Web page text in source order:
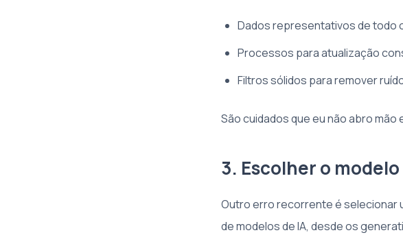
Dados representativos de todo
Processos para atualização
Filtros sólidos para remover
São cuidados que eu não abro
3. Escolher o
Outro erro recorrente é selecionar
de modelos de IA, desde os